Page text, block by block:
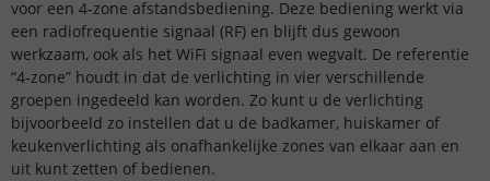
voor een 4-zone afstandsbediening. Deze bediening werkt via
een radiofrequentie signaal (RF) en blijft dus gewoon
werkzaam, ook als het WiFi signaal even wegvalt. De referentie
“4-zone” houdt in dat de verlichting in vier verschillende
groepen ingedeeld kan worden. Zo kunt u de verlichting
bijvoorbeeld zo instellen dat u de badkamer, huiskamer of
keukenverlichting als onafhankelijke zones van elkaar aan en
uit kunt zetten of bedienen.